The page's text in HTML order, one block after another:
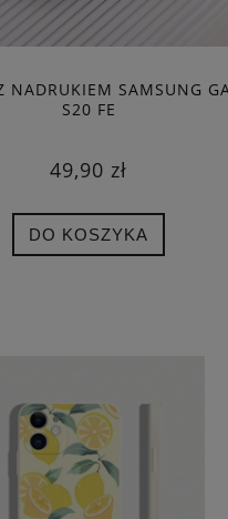
NADRUKIEM SAMSUNG
S20 FE
49,90 zł
DO KOSZYKA